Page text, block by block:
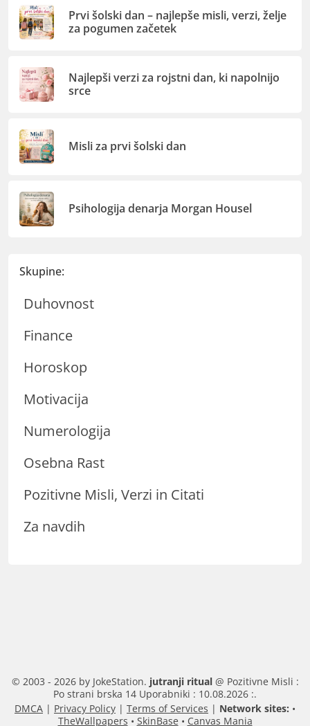
Prvi šolski dan – najlepše misli, verzi, želje
za pogumen začetek
Najlepši verzi za rojstni dan, ki napolnijo
srce
Misli za prvi šolski dan
Psihologija denarja Morgan Housel
Skupine:
Duhovnost
Finance
Horoskop
Motivacija
Numerologija
Osebna Rast
Pozitivne Misli, Verzi in Citati
Za navdih
© 2003 - 2026 by JokeStation. jutranji ritual@ Pozitivne Misli :
Po strani brska 14 Uporabniki : 10.08.2026 :.
DMCA | Privacy Policy | Terms of Services | Network sites: •
TheWallpapers • SkinBase • Canvas Mania